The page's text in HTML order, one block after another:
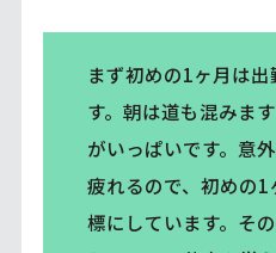
まず初めの1ヶ月は
す。朝は道も混みま
がいっぱいです。意
疲れるので、初めの1
標にしています。そ